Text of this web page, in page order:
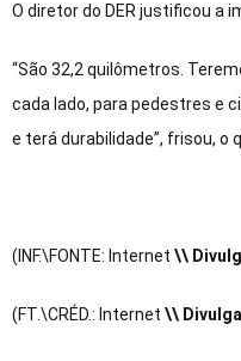
O diretor do DER justificou a
“São 32,2 quilômetros.
cada lado, para pedestres e
e terá durabilidade”, frisou,
(INF.\FONTE: Internet \\
(FT.\CRÉD.: Internet \\